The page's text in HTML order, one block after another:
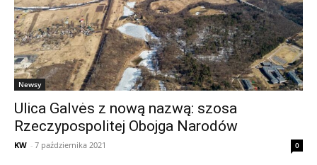
Newsy
Ulica Galvės z nową nazwą: szosa
Rzeczypospolitej Obojga Narodów
KW - 7 października 2021 0